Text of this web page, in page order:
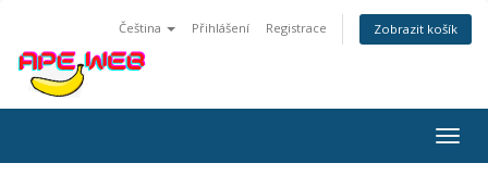
Čeština Přihlášení Registrace Zobrazit košík